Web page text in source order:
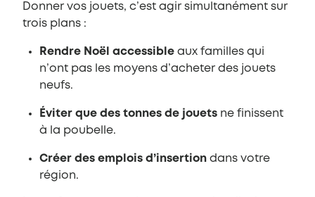
Donner vos jouets, c’est agir simultanément sur
trois plans :
Rendre Noël accessible aux familles qui
n’ont pas les moyens d’acheter des jouets
neufs.
Éviter que des tonnes de jouets ne finissent
à la poubelle.
Créer des emplois d’insertion dans votre
région.